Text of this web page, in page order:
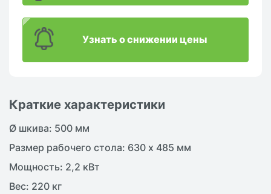
Краткие характеристики
Ø шкива: 500 мм
Размер рабочего стола: 630 x 485 мм
Мощность: 2,2 кВт
Вес: 220 кг
Узнать о снижении цены